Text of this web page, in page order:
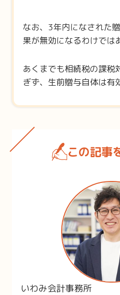
なお、3年内になされた
果が無効になるわけでは
あくまでも相続税の課税
ぎず、生前贈与自体は有
この記事
いわみ会計事務所